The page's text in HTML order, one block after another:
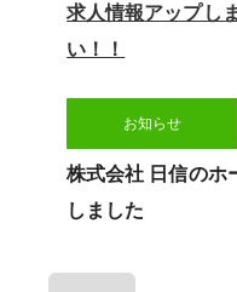
求人情報アップし
い！！
お知らせ
株式会社 日信のホ
しました